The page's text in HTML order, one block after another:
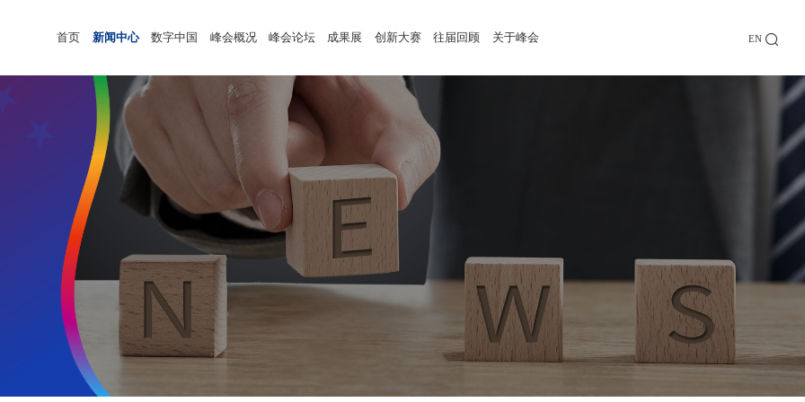
EN
首页 新闻中心 数字中国 峰会概况 峰会论坛 成果展 创新大赛 往届回顾 关于峰会